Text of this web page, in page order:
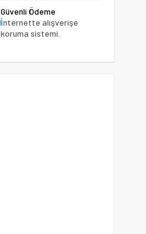
Güvenli Ödeme
İnternette alışverişe
koruma sistemi.